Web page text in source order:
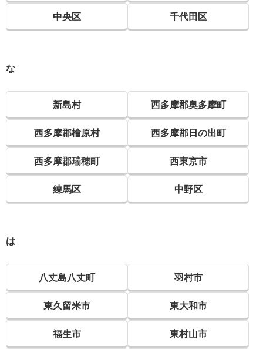
中央区 千代田区
な
新島村 西多摩郡奥多摩町
西多摩郡檜原村 西多摩郡日の出町
西多摩郡瑞穂町 西東京市
練馬区 中野区
は
八丈島八丈町 羽村市
東久留米市 東大和市
福生市 東村山市